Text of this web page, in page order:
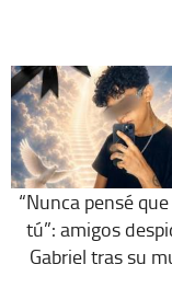
“Nunca pensé
tú”: amigos
Gabriel tras su